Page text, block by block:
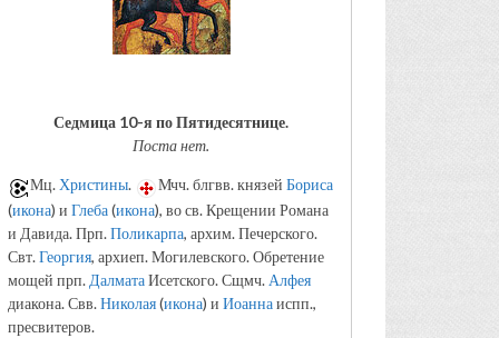
Седмица 10-я по Пятидесятнице.
Поста нет.
Мц. Христины. Мчч. блгвв. князей Бориса
(икона) и Глеба(икона), во св. Крещении Романа
и Давида. Прп.Поликарпа, архим. Печерского.
Свт.Георгия, архиеп. Могилевского. Обретение
мощей прп. ДалматаИсетского. Сщмч. Алфея
диакона. Свв.Николая(икона) и Иоаннаиспп.,
пресвитеров.